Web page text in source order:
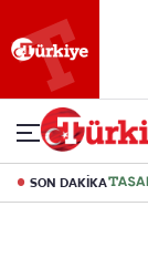
SON DAKİKA